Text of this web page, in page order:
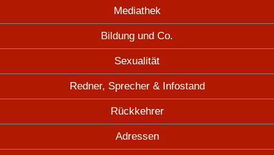
Mediathek
Bildung und Co.
Sexualität
Redner, Sprecher & Infostand
Rückkehrer
Adressen